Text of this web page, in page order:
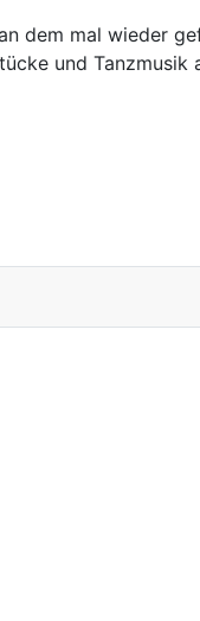
dem mal wieder
und Tanzmusik